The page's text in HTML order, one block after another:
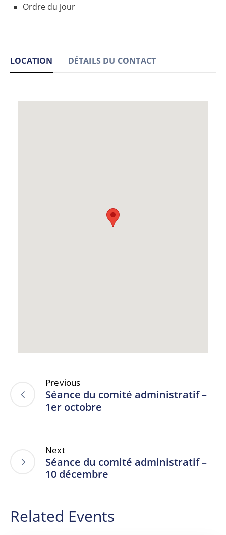
Ordre du jour
LOCATION DÉTAILS DU CONTACT
Previous
Séance du comité administratif –
1er octobre
Next
Séance du comité administratif –
10 décembre
Related Events